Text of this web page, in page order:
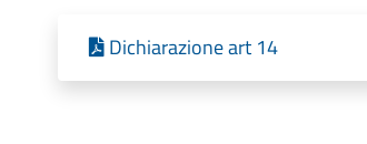
Dichiarazione art 14